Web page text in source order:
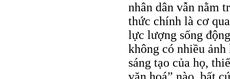
nhân dân vẫn nằm
thức chính là cơ
lực lượng sống
không có nhiều
sáng tạo của họ,
văn hoá” nào, bất